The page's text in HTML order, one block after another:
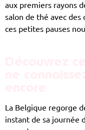
aux premiers rayons
salon de thé avec
ces petites pauses
La Belgique regorge
instant de sa journée